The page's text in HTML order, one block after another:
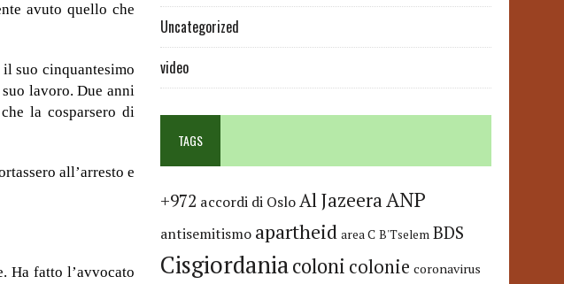
avuto quello che
suo cinquantesimo
lavoro. Due anni
la cosparsero di
all’arresto e
Ha fatto l’avvocato
Uncategorized
video
TAGS
+972 accordi di OsloAl JazeeraANP
antisemitismo apartheid area C B'Tselem BDS
Cisgiordaniacoloni colonie coronavirus